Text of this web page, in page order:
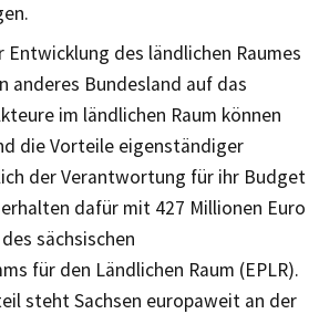
Entwicklung des ländlichen Raumes
anderes Bundesland auf das
im ländlichen Raum können
die Vorteile eigenständiger
der Verantwortung für ihr Budget
dafür mit 427 Millionen Euro
sächsischen
für den Ländlichen Raum (EPLR).
steht Sachsen europaweit an der